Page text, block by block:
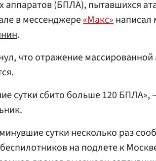
аппаратов (БПЛА), пытавшихся
в мессенджере«Макс»написал
.
что отражение массированной
сутки сбито больше 120 БПЛА»,
сутки несколько раз
на подлете к